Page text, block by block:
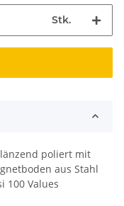
Stk.
poliert mit
aus Stahl
100 Values